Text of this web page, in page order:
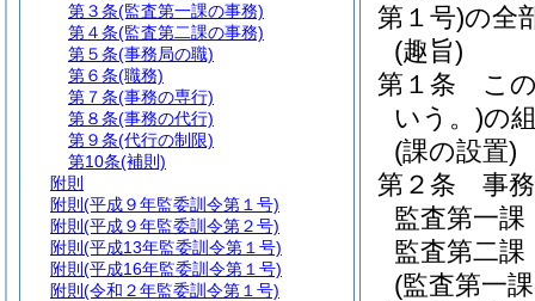
第１号)の全
(趣旨)
第１条
こ
いう。)の
(課の設置)
第２条
事
監査第一課
監査第二課
(監査第一
第３条(監査第一課の事務)
第４条(監査第二課の事務)
第５条(事務局の職)
第６条(職務)
第７条(事務の専行)
第８条(事務の代行)
第９条(代行の制限)
第10条(補則)
附則
附則 (平成９年監委訓令第１号)
附則 (平成９年監委訓令第２号)
附則 (平成13年監委訓令第１号)
附則 (平成16年監委訓令第１号)
附則 (令和２年監委訓令第１号)